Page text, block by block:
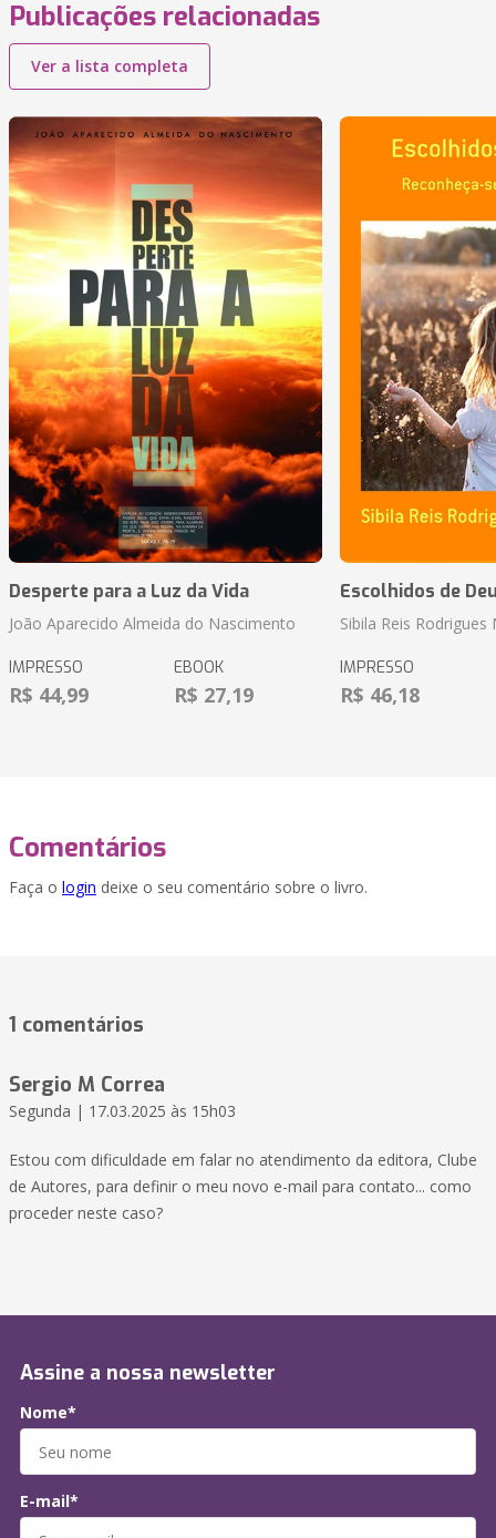
Publicações relacionadas
Ver a lista completa
Desperte para a Luz da Vida
João Aparecido Almeida do Nascimento
IMPRESSO
R$ 44,99
EBOOK
R$ 27,19
Escolhidos de
Sibila Reis
IMPRESSO
R$ 46,18
Comentários
Faça o login deixe o seu comentário sobre o livro.
1 comentários
Sergio M Correa
Segunda | 17.03.2025 às 15h03
Estou com dificuldade em falar no atendimento da editora, Clube
de Autores, para definir o meu novo e-mail para contato... como
proceder neste caso?
Assine a nossa newsletter
Nome*
E-mail*